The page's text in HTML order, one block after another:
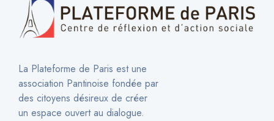
La Plateforme de Paris est une
association Pantinoise fondée par
des citoyens désireux de créer
un espace ouvert au dialogue.